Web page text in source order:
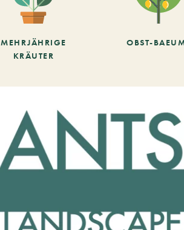
MEHRJÄHRIGE
KRÄUTER
OBST-